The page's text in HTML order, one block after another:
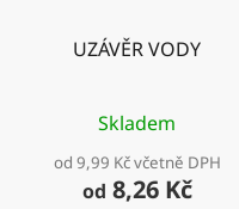
UZÁVĚR VODY
Skladem
od 9,99 Kč včetně DPH
od 8,26 Kč